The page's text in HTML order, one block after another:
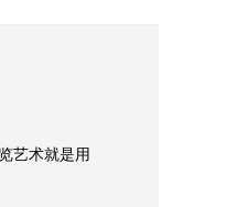
艺术就是用